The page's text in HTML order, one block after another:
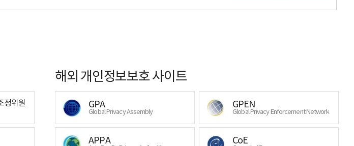
정위원
해외 개인정보보호 사이트
GPA
Global Privacy Assembly
GPEN
Global Privacy Enforcement Network
APPA CoE